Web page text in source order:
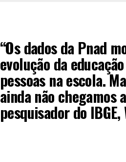
“Os dados da Pnad
evolução da
pessoas na escola.
ainda não chegamos
pesquisador do